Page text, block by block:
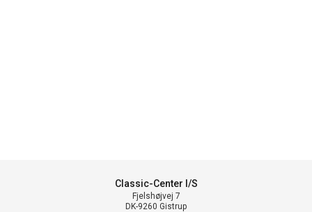
Classic-Center I/S
Fjelshøjvej 7
DK-9260 Gistrup